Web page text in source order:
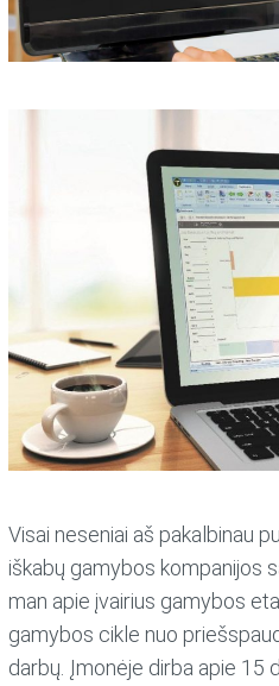
Visai neseniai aš pakalbinau
iškabų gamybos kompanijos
man apie įvairius gamybos
gamybos cikle nuo
darbų. Įmonėje dirba apie 15